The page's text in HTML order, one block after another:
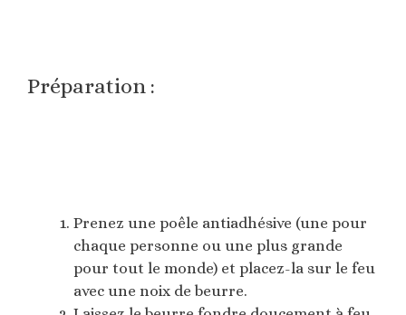
Préparation :
Prenez une poêle antiadhésive (une pour
chaque personne ou une plus grande
pour tout le monde) et placez-la sur le feu
avec une noix de beurre.